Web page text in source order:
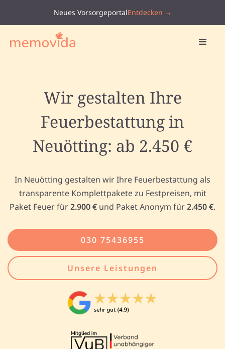
Neues VorsorgeportalEntdecken →
Wir gestalten Ihre
Feuerbestattung in
Neuötting: ab 2.450 €
In Neuötting gestalten wir Ihre Feuerbestattung als
transparente Komplettpakete zu Festpreisen, mit
Paket Feuer für2.900 € und Paket Anonym für2.450 €.
030 75436955
Unsere Leistungen